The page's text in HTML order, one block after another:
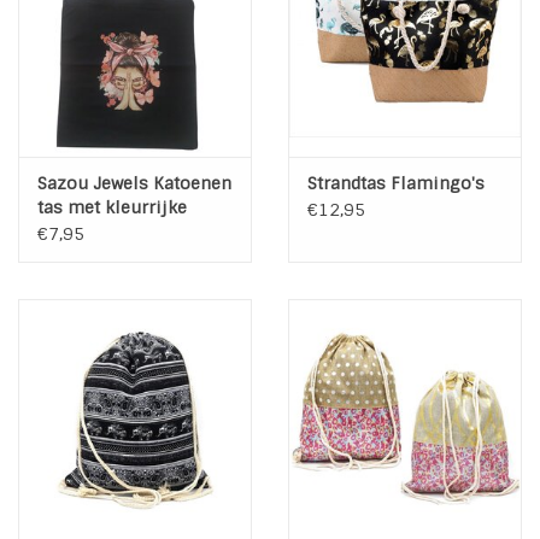
Sazou Jewels Katoenen
tas met kleurrijke
afbeelding
€7,95
Strandtas Flamingo's
€12,95